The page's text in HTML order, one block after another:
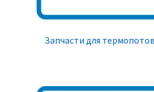
Запчасти для